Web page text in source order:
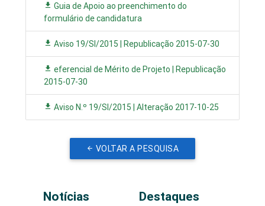
Guia de Apoio ao preenchimento do
formulário de candidatura
Aviso 19/SI/2015 | Republicação 2015-07-30
eferencial de Mérito de Projeto | Republicação
2015-07-30
Aviso N.º 19/SI/2015 | Alteração 2017-10-25
VOLTAR A PESQUISA
Notícias Destaques